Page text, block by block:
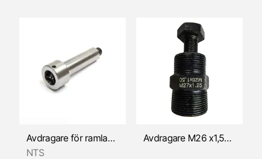
Avdragare för ramlager (E15/L17 lager)
NTS
Avdragare M26 x1,5mm/ M27 x1,25mm